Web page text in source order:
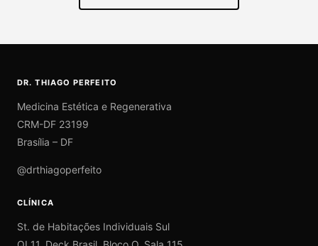
DR. THIAGO PERFEITO
Medicina Estética e Regenerativa
CRM-DF 23199
Brasília – DF
@drthiagoperfeito
CLÍNICA
St. de Habitações Individuais Sul